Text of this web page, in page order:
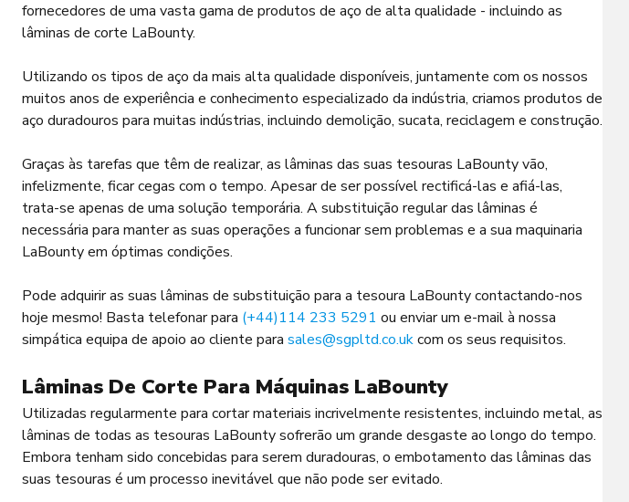
fornecedores de uma vasta gama de produtos de aço de alta qualidade - incluindo as
lâminas de corte LaBounty.
Utilizando os tipos de aço da mais alta qualidade disponíveis, juntamente com os nossos
muitos anos de experiência e conhecimento especializado da indústria, criamos produtos de
aço duradouros para muitas indústrias, incluindo demolição, sucata, reciclagem e construção.
Graças às tarefas que têm de realizar, as lâminas das suas tesouras LaBounty vão,
infelizmente, ficar cegas com o tempo. Apesar de ser possível rectificá-las e afiá-las,
trata-se apenas de uma solução temporária. A substituição regular das lâminas é
necessária para manter as suas operações a funcionar sem problemas e a sua maquinaria
LaBounty em óptimas condições.
Pode adquirir as suas lâminas de substituição para a tesoura LaBounty contactando-nos
hoje mesmo! Basta telefonar para (+44)114 233 5291 ou enviar um e-mail à nossa
simpática equipa de apoio ao cliente para sales@sgpltd.co.ukcom os seus requisitos.
Lâminas De Corte Para Máquinas LaBounty
Utilizadas regularmente para cortar materiais incrivelmente resistentes, incluindo metal, as
lâminas de todas as tesouras LaBounty sofrerão um grande desgaste ao longo do tempo.
Embora tenham sido concebidas para serem duradouras, o embotamento das lâminas das
suas tesouras é um processo inevitável que não pode ser evitado.